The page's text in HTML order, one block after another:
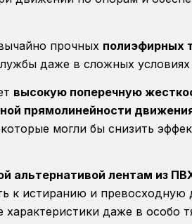
прочных полиэфирных
даже в сложных условиях
высокую поперечную
прямолинейности
могли бы снизить
альтернативой лентам из
к истиранию и превосходную
характеристики даже в особо